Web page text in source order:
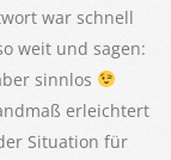
war schnell
weit und sagen:
sinnlos
erleichtert
Situation für